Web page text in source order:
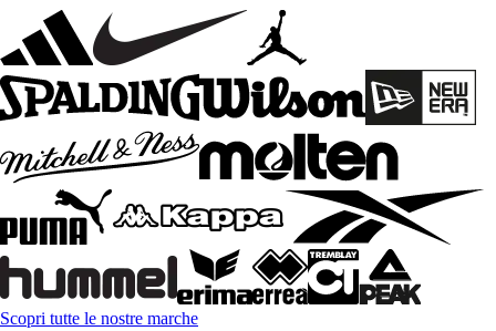
Scopri tutte le nostre marche